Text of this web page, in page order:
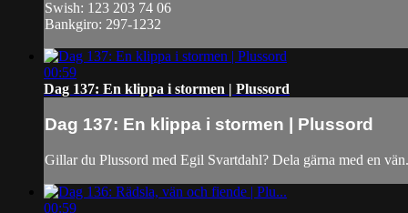
Swish: 123 203 74 06
Bankgiro: 297-1232
00:59
Dag 137: En klippa i stormen | Plussord
Dag 137: En klippa i stormen | Plussord
Gillar du Plussord med Egil Svartdahl? Dela gärna med en vän.
00:59